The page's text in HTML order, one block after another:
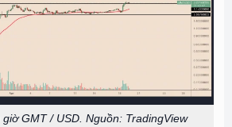
GMT / USD. Nguồn: TradingView